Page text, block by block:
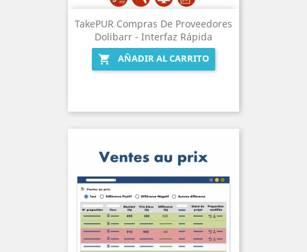
TakePUR Compras De Proveedores
Dolibarr - Interfaz Rápida

AÑADIR AL CARRITO